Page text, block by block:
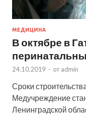
МЕДИЦИНА
В октябре в
24.10.2019 - от admin
Сроки
Медучреждение
Ленинградской